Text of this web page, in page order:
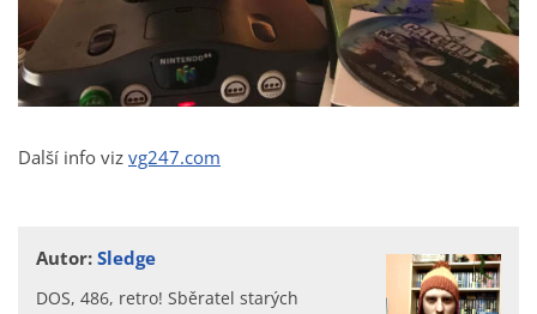
Další info vizvg247.com
Autor:Sledge
DOS, 486, retro! Sběratel starých